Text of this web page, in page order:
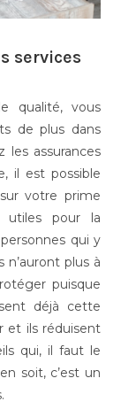
services
qualité, vous
de plus dans
assurances
il est possible
votre prime
utiles pour la
qui y
n’auront plus à
puisque
déjà cette
et ils réduisent
qui, il faut le
soit, c’est un